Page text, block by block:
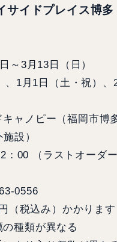
サイドプレイス博
～3月13日（日）
1月1日（土・祝）、2
ャノピー（福岡市博
設）
：00 （ラストオーダー
0556
（税込み）かかります
種類が異なる